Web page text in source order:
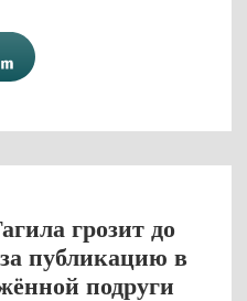
грозит до
публикацию в
подруги